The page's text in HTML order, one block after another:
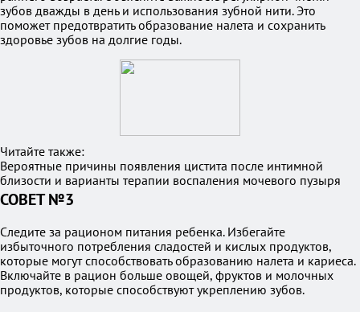
зубов дважды в день и использования зубной нити. Это
поможет предотвратить образование налета и сохранить
здоровье зубов на долгие годы.
Читайте также:
Вероятные причины появления цистита после интимной
близости и варианты терапии воспаления мочевого пузыря
СОВЕТ №3
Следите за рационом питания ребенка. Избегайте
избыточного потребления сладостей и кислых продуктов,
которые могут способствовать образованию налета и кариеса.
Включайте в рацион больше овощей, фруктов и молочных
продуктов, которые способствуют укреплению зубов.